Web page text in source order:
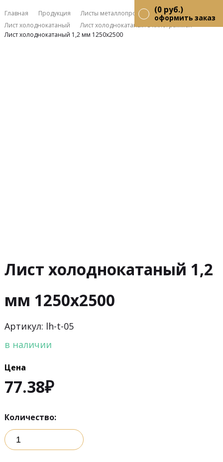
(0 руб.)
оформить заказ
Главная Продукция
Листы металлопрокат
Лист холоднокатаный
Лист холоднокатаный в килограммах
Лист холоднокатаный 1,2 мм 1250х2500
Лист холоднокатаный 1,2
мм 1250х2500
Артикул: lh-t-05
в наличии
Цена
77.38₽
Количество: